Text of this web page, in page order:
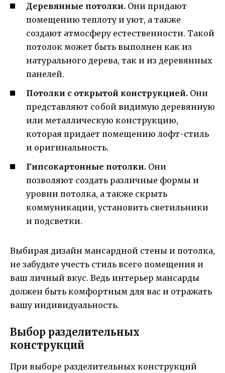
Деревянные потолки. Они придают
помещению теплоту и уют, а также
создают атмосферу естественности. Такой
потолок может быть выполнен как из
натурального дерева, так и из деревянных
панелей.
Потолки с открытой конструкцией. Они
представляют собой видимую деревянную
или металлическую конструкцию,
которая придает помещению лофт-стиль
и оригинальность.
Гипсокартонные потолки. Они
позволяют создать различные формы и
уровни потолка, а также скрыть
коммуникации, установить светильники
и подсветки.
Выбирая дизайн мансардной стены и потолка,
не забудьте учесть стиль всего помещения и
ваш личный вкус. Ведь интерьер мансарды
должен быть комфортным для вас и отражать
вашу индивидуальность.
Выбор разделительных
конструкций
При выборе разделительных конструкций